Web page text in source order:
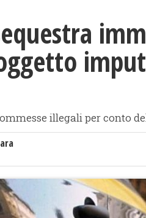
illegali per conto